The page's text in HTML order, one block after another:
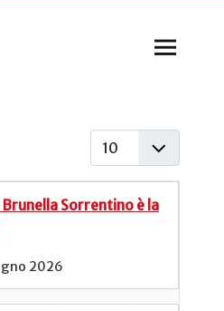
Visualizza #
Sorrentino è la
2026